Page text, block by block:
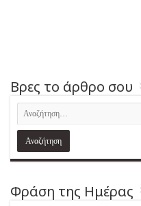
Βρες το άρθρο σου
Φράση της Ημέρας